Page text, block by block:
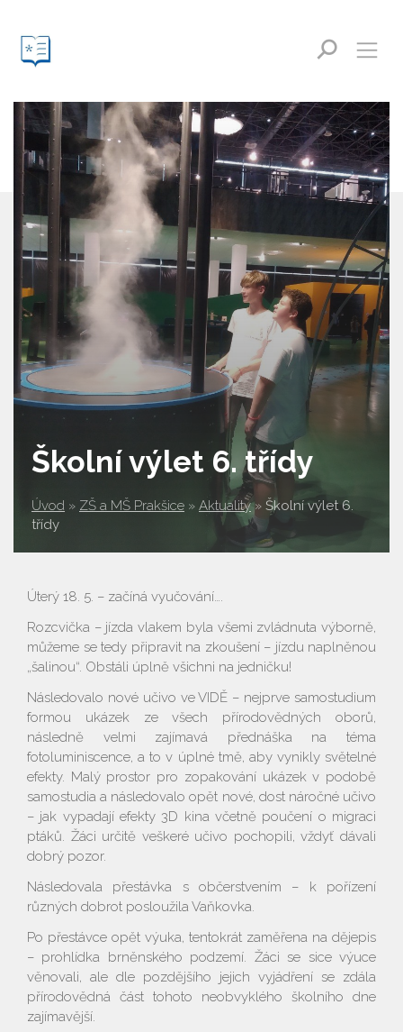
Školní výlet 6. třídy
Úvod » ZŠ a MŠ Prakšice » Aktuality » Školní výlet 6.
třídy
Úterý 18. 5. – začíná vyučování….
Rozcvička – jízda vlakem byla všemi zvládnuta výborně,
můžeme se tedy připravit na zkoušení – jízdu naplněnou
„šalinou“. Obstáli úplně všichni na jedničku!
Následovalo nové učivo ve VIDĚ – nejprve samostudium
formou ukázek ze všech přírodovědných oborů,
následně velmi zajímavá přednáška na téma
fotoluminiscence, a to v úplné tmě, aby vynikly světelné
efekty. Malý prostor pro zopakování ukázek v podobě
samostudia a následovalo opět nové, dost náročné učivo
– jak vypadají efekty 3D kina včetně poučení o migraci
ptáků. Žáci určitě veškeré učivo pochopili, vždyť dávali
dobrý pozor.
Následovala přestávka s občerstvením – k pořízení
různých dobrot posloužila Vaňkovka.
Po přestávce opět výuka, tentokrát zaměřena na dějepis
– prohlídka brněnského podzemí. Žáci se sice výuce
věnovali, ale dle pozdějšího jejich vyjádření se zdála
přírodovědná část tohoto neobvyklého školního dne
zajímavější.